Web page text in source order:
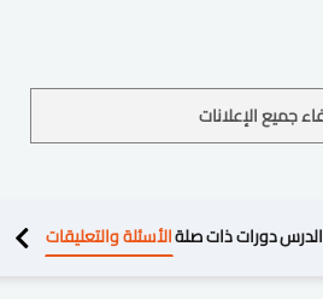
جميع الإعلانات
دورات ذات صلةالأسئلة والتعليقات